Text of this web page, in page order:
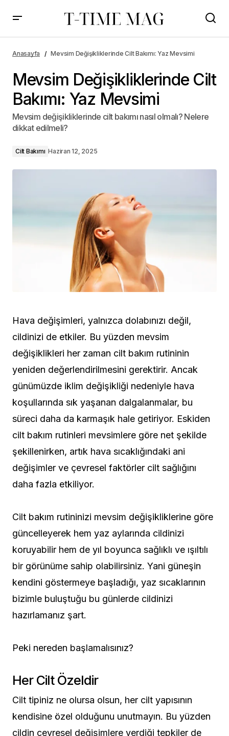
Anasayfa Mevsim Değişikliklerinde Cilt Bakımı: Yaz Mevsimi
Mevsim Değişikliklerinde Cilt
Bakımı: Yaz Mevsimi
Mevsim değişikliklerinde cilt bakımı nasıl olmalı? Nelere
dikkat edilmeli?
Cilt Bakımı Haziran 12, 2025
Hava değişimleri, yalnızca dolabınızı değil,
cildinizi de etkiler. Bu yüzden mevsim
değişiklikleri her zaman cilt bakım rutininin
yeniden değerlendirilmesini gerektirir. Ancak
günümüzde iklim değişikliği nedeniyle hava
koşullarında sık yaşanan dalgalanmalar, bu
süreci daha da karmaşık hale getiriyor. Eskiden
cilt bakım rutinleri mevsimlere göre net şekilde
şekillenirken, artık hava sıcaklığındaki ani
değişimler ve çevresel faktörler cilt sağlığını
daha fazla etkiliyor.
Cilt bakım rutininizi mevsim değişikliklerine göre
güncelleyerek hem yaz aylarında cildinizi
koruyabilir hem de yıl boyunca sağlıklı ve ışıltılı
bir görünüme sahip olabilirsiniz. Yani güneşin
kendini göstermeye başladığı, yaz sıcaklarının
bizimle buluştuğu bu günlerde cildinizi
hazırlamanız şart.
Peki nereden başlamalısınız?
Her Cilt Özeldir
Cilt tipiniz ne olursa olsun, her cilt yapısının
kendisine özel olduğunu unutmayın. Bu yüzden
cildin çevresel değişimlere verdiği tepkiler de